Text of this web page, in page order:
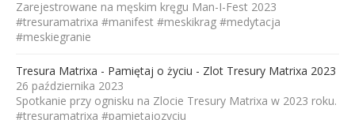
Zarejestrowane na męskim kręgu Man-I-Fest 2023
#tresuramatrixa #manifest #meskikrag #medytacja
#meskiegranie
Tresura Matrixa - Pamiętaj o życiu - Zlot Tresury Matrixa 2023
26 października 2023
Spotkanie przy ognisku na Zlocie Tresury Matrixa w 2023 roku.
#tresuramatrixa #pamietajozyciu